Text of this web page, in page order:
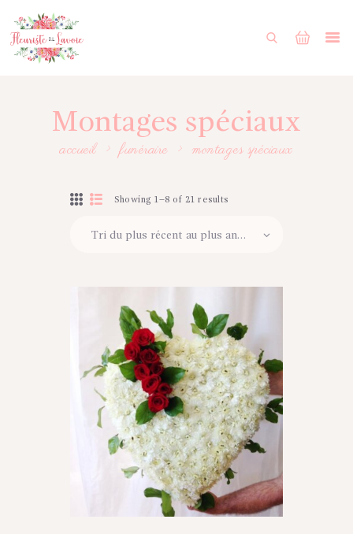
Montages spéciaux
accueil funéraire montages spéciaux
FORMULAIRE DE MARIAGE
PORTFOLIO
ENGLISH
Showing 1–8 of 21 results